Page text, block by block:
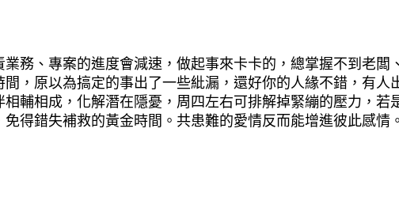
務、專案的進度會減速，做起事來卡卡的，總掌握不到老闆、
，原以為搞定的事出了一些紕漏，還好你的人緣不錯，有人
輔相成，化解潛在隱憂，周四左右可排解掉緊繃的壓力，若
得錯失補救的黃金時間。共患難的愛情反而能增進彼此感情。